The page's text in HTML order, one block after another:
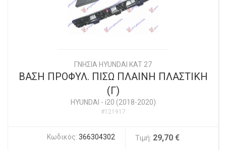
ΓΝΗΣΙΑ HYUNDAI KAT 27
ΒΑΣΗ ΠΡΟΦΥΛ. ΠΙΣΩ ΠΛΑΙΝΗ ΠΛΑΣΤΙΚΗ
(Γ)
HYUNDAI - i20 (2018-2020)
#121917
Κωδικός: 366304302 Τιμή: 29,70 €